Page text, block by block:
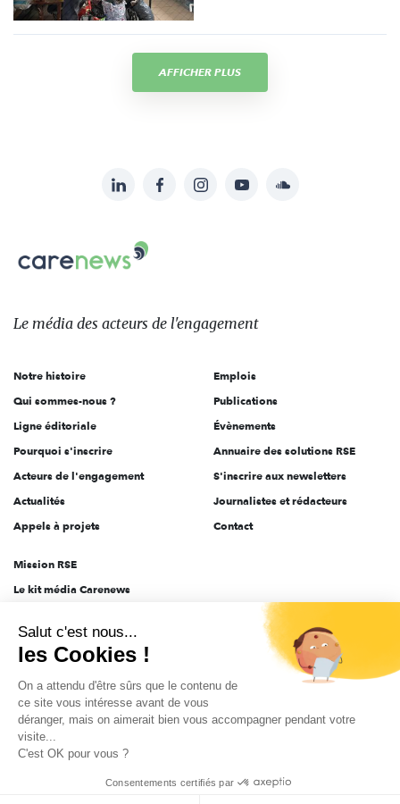
AFFICHER PLUS
sur:
LinkedInFacebookInstagramYouTubeSoundcloud
Carenews,
Le
des
l'engagement
Le média des acteurs de l'engagement
Notre histoire
Qui sommes-nous ?
Ligne éditoriale
Pourquoi s'inscrire
Acteurs de l'engagement
Actualités
Appels à projets
Emplois
Publications
Évènements
Annuaire des solutions RSE
S'inscrire aux newsletters
Journalistes et rédacteurs
Contact
Mission RSE
Le kit média Carenews
AEF info
Novethic
PRODURABLE
Inclusiv Day
Données personnelles Mentions légales 2025-2026 Tout droits réservés
Salut c'est nous...
les Cookies !
On a attendu d'être sûrs que le contenu de
ce site vous intéresse avant de vous
déranger, mais on aimerait bien vous accompagner pendant votre
visite...
C'est OK pour vous ?
Consentements certifiés par